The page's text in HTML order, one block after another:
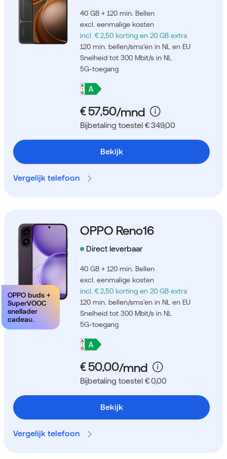
40 GB + 120 min. Bellen
excl. eenmalige kosten
incl. € 2,50 korting en 20 GB extra
120 min. bellen/sms'en in NL en EU
Snelheid tot 300 Mbit/s in NL
5G-toegang
Bijbetaling toestel € 349,00
Bekijk
Vergelijk telefoon
OPPO buds +
SuperVOOC
snellader
cadeau.
OPPO Reno16
Direct leverbaar
40 GB + 120 min. Bellen
excl. eenmalige kosten
incl. € 2,50 korting en 20 GB extra
120 min. bellen/sms'en in NL en EU
Snelheid tot 300 Mbit/s in NL
5G-toegang
Bijbetaling toestel € 0,00
Bekijk
Vergelijk telefoon